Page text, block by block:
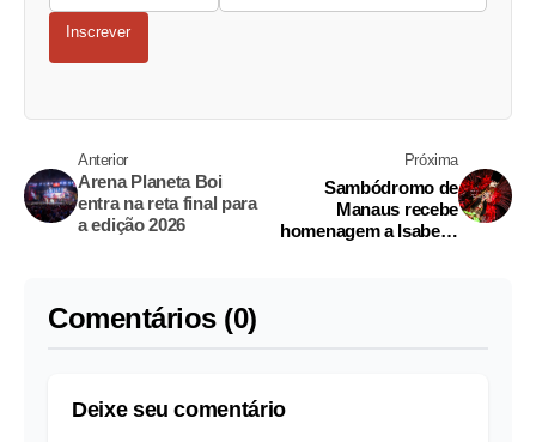
Inscrever
Anterior
Arena Planeta Boi
entra na reta final para
a edição 2026
Próxima
Sambódromo de
Manaus recebe
homenagem a Isabelle
Comentários (0)
Deixe seu comentário